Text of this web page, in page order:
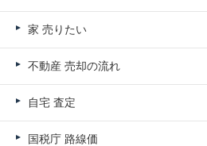
家 売りたい
不動産 売却の流れ
自宅 査定
国税庁 路線価